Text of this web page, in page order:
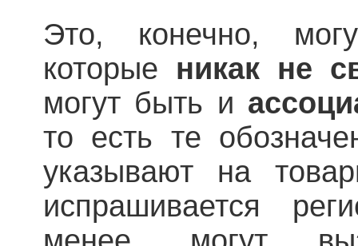
Это, конечно,
которые никак не
могут быть и
то есть те
указывают на
испрашивается